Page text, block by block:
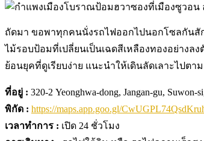
ถัดมา ขอพาทุกคนนั่งรถไฟออกไปนอกโซลกันสั
ไม้รอบป้อมที่เปลี่ยนเป็นเฉดสีเหลืองทองอย่าง
ย้อนยุคที่ดูเรียบง่าย แนะนำให้เดินลัดเลาะไปต
ที่อยู่ : 320-2 Yeonghwa-dong, Jangan-gu, Suwon-
พิกัด : https://maps.app.goo.gl/
เวลาทำการ : เปิด 24 ชั่วโมง